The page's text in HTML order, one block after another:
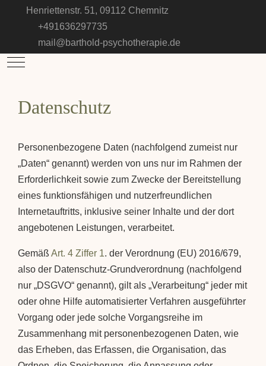
Henriettenstr. 51, 09112 Chemnitz
+491636297735
mail@barthold-psychotherapie.de
Mobile Menu Toggle
Datenschutz
Personenbezogene Daten (nachfolgend zumeist nur
„Daten“ genannt) werden von uns nur im Rahmen der
Erforderlichkeit sowie zum Zwecke der Bereitstellung
eines funktionsfähigen und nutzerfreundlichen
Internetauftritts, inklusive seiner Inhalte und der dort
angebotenen Leistungen, verarbeitet.
Gemäß Art. 4 Ziffer 1. der Verordnung (EU) 2016/679,
also der Datenschutz-Grundverordnung (nachfolgend
nur „DSGVO“ genannt), gilt als „Verarbeitung“ jeder mit
oder ohne Hilfe automatisierter Verfahren ausgeführter
Vorgang oder jede solche Vorgangsreihe im
Zusammenhang mit personenbezogenen Daten, wie
das Erheben, das Erfassen, die Organisation, das